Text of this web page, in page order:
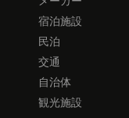
宿泊施設
民泊
交通
自治体
観光施設